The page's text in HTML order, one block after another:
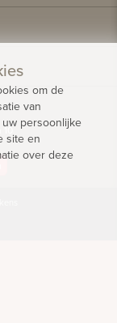
om de
van
persoonlijke
site en
over deze